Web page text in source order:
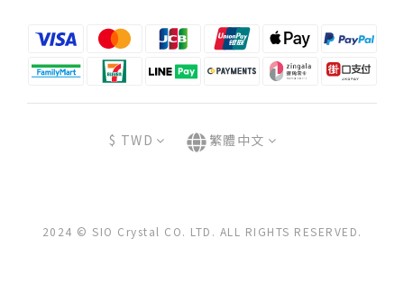
$ TWD 繁體中文
2024 © SIO Crystal CO. LTD. ALL RIGHTS RESERVED.